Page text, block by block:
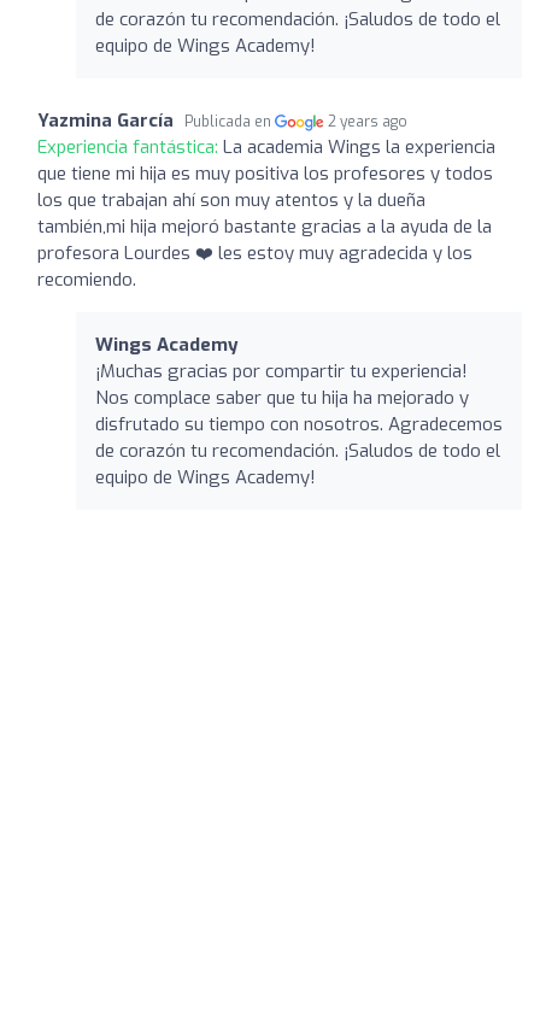
de corazón tu recomendación. ¡Saludos de todo el
equipo de Wings Academy!
Yazmina García Publicada en 2 years ago
Experiencia fantástica: La academia Wings la experiencia
que tiene mi hija es muy positiva los profesores y todos
los que trabajan ahí son muy atentos y la dueña
también,mi hija mejoró bastante gracias a la ayuda de la
profesora Lourdes ❤️ les estoy muy agradecida y los
recomiendo.
Wings Academy
¡Muchas gracias por compartir tu experiencia!
Nos complace saber que tu hija ha mejorado y
disfrutado su tiempo con nosotros. Agradecemos
de corazón tu recomendación. ¡Saludos de todo el
equipo de Wings Academy!